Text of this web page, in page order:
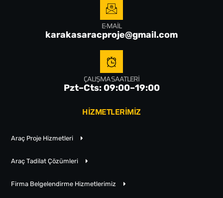
E-MAIL
karakasaracproje@gmail.com
ÇALIŞMA SAATLERI
Pzt–Cts: 09:00–19:00
HİZMETLERİMİZ
Araç Proje Hizmetleri
Araç Tadilat Çözümleri
Firma Belgelendirme Hizmetlerimiz